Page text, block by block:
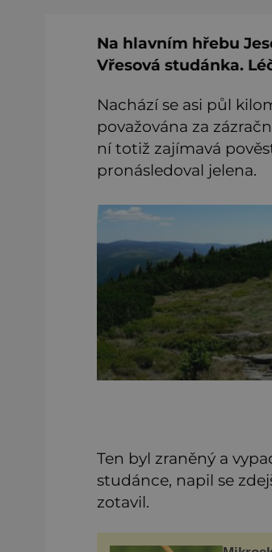
Na hlavním hřebu
Vřesová studánka.
Nachází se asi půl
považována za
ní totiž zajímavá
pronásledoval jelena.
Ten byl zraněný a
studánce, napil se
zotavil.